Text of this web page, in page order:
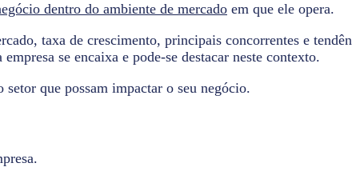
dentro do ambiente de mercado em que ele opera.
taxa de crescimento, principais concorrentes e
se encaixa e pode-se destacar neste contexto.
setor que possam impactar o seu negócio.